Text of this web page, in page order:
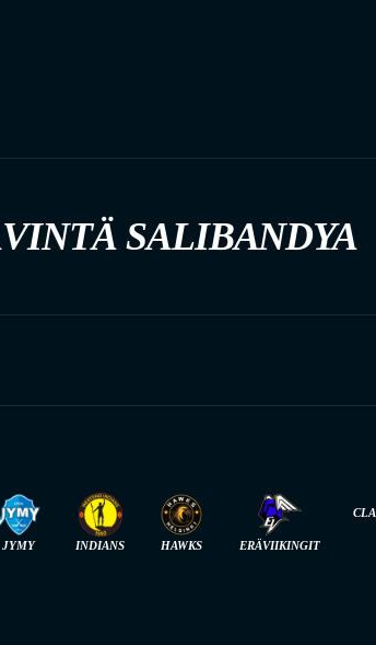
SALIBANDYA
JYMY INDIANS HAWKS ERÄVIIKINGIT